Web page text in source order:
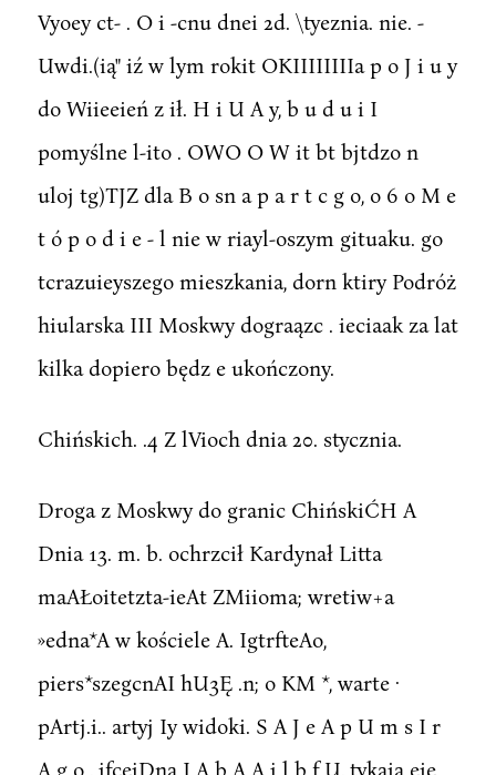
Vyoey ct- . O i -cnu dnei 2d. \tyeznia. nie. -
Uwdi.(ią" iź w lym rokit OKIIIIIIIIa p o J i u y
do Wiieeień z ił. H i U A y, b u d u i I
pomyślne l-ito . OWO O W it bt bjtdzo n
uloj tg)TJZ dla B o sn a p a r t c g o, o 6 o M e
t ó p o d i e - l nie w riayl-oszym gituaku. go
tcrazuieyszego mieszkania, dorn ktiry Podróż
hiularska III Moskwy dograązc . ieciaak za lat
kilka dopiero będz e ukończony.
Chińskich. .4 Z lVioch dnia 20. stycznia.
Droga z Moskwy do granic ChińskiĆH A
Dnia 13. m. b. ochrzcił Kardynał Litta
maAŁoitetzta-ieAt ZMiioma; wretiw+a
»edna*A w kościele A. IgtrfteAo,
piers*szegcnAI hU3Ę .n; o KM *, warte ·
pArtj.i.. artyj Iy widoki. S A J e A p U m s I r
A g o , jfcejDna I A b A A j l b f U, tykaią eię